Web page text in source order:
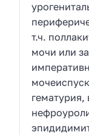
т.ч.
мочи или
гематурия,